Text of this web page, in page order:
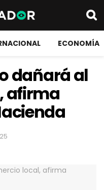
ECONOMÍA
dañará al
afirma